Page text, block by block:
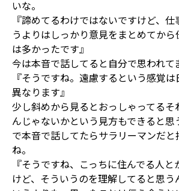
いな。
『諦めてるわけではないですけど、
うよりはしっかり意見をまとめてか
は多かったです』
今は本音で話してると自分で思われて
『そうですね。遠慮するという感覚
異なります』
少し斜めから見るとおっしゃってるそ
んじゃないかという見方もできると思
で本音で話してたらサラリーマンだと
ね。
『そうですね、こっちに住んでる人
けど、そういうのを理解してると思う